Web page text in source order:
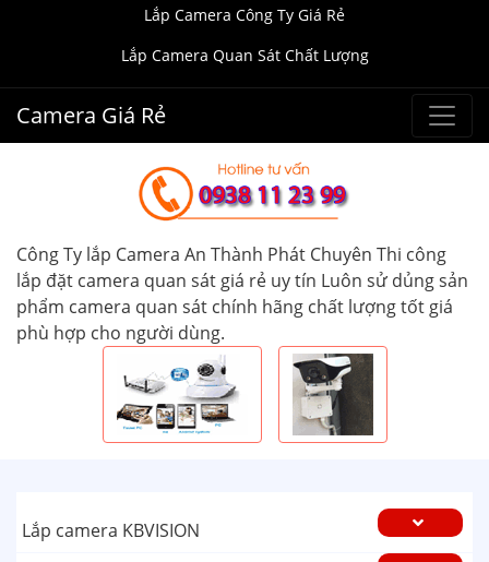
Lắp Camera Công Ty Giá Rẻ
Lắp Camera Quan Sát Chất Lượng
Camera Giá Rẻ
Công Ty lắp Camera An Thành Phát Chuyên Thi công
lắp đặt camera quan sát giá rẻ uy tín Luôn sử dủng sản
phẩm camera quan sát chính hãng chất lượng tốt giá
phù hợp cho người dùng.
Lắp camera KBVISION